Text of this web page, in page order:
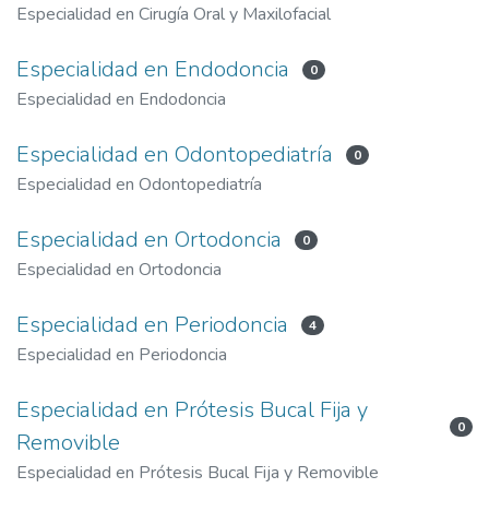
Especialidad en Cirugía Oral y Maxilofacial
Especialidad en Endodoncia 0
Especialidad en Endodoncia
Especialidad en Odontopediatría 0
Especialidad en Odontopediatría
Especialidad en Ortodoncia 0
Especialidad en Ortodoncia
Especialidad en Periodoncia 4
Especialidad en Periodoncia
Especialidad en Prótesis Bucal Fija y
Removible
0
Especialidad en Prótesis Bucal Fija y Removible